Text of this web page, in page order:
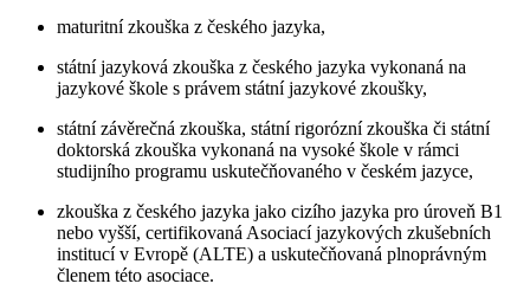
maturitní zkouška z českého jazyka,
státní jazyková zkouška z českého jazyka vykonaná na
jazykové škole s právem státní jazykové zkoušky,
státní závěrečná zkouška, státní rigorózní zkouška či státní
doktorská zkouška vykonaná na vysoké škole v rámci
studijního programu uskutečňovaného v českém jazyce,
zkouška z českého jazyka jako cizího jazyka pro úroveň B1
nebo vyšší, certifikovaná Asociací jazykových zkušebních
institucí v Evropě (ALTE) a uskutečňovaná plnoprávným
členem této asociace.